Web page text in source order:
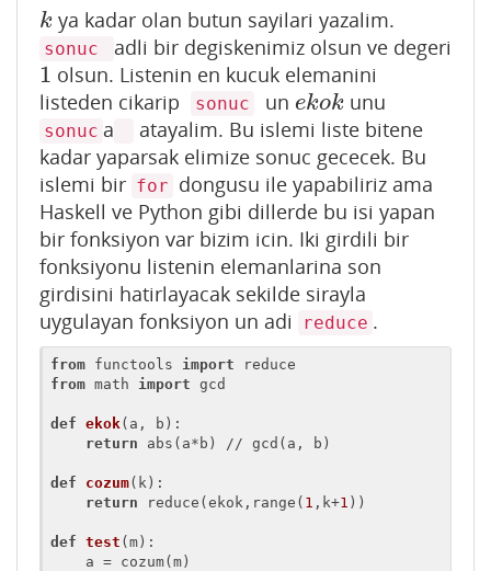
k
k ya kadar olan butun sayilari yazalim.
sonuc adli bir degiskenimiz olsun ve degeri
1
1 olsun. Listenin en kucuk elemanini
listeden cikarip
sonuc un ekok
ekok unu
sonuc a
atayalim. Bu islemi liste bitene
kadar yaparsak elimize sonuc gececek. Bu
islemi bir for dongusu ile yapabiliriz ama
Haskell ve Python gibi dillerde bu isi yapan
bir fonksiyon var bizim icin. Iki girdili bir
fonksiyonu listenin elemanlarina son
girdisini hatirlayacak sekilde sirayla
uygulayan fonksiyon un adi
reduce .
from functools import
from math import gcd
def ekok(a, b) :
return abs(a*b) // gcd(a, b)
def cozum(k) :
return reduce(ekok,range( 1 ,k+1 ))
def test (m) :